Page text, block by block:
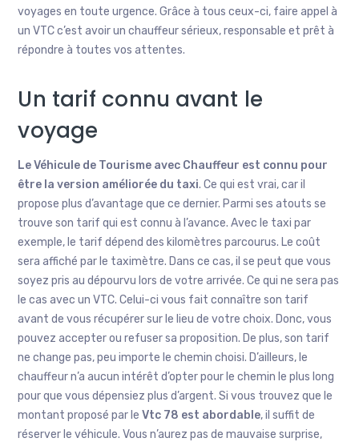
voyages en toute urgence. Grâce à tous ceux-ci, faire appel à
un VTC c’est avoir un chauffeur sérieux, responsable et prêt à
répondre à toutes vos attentes.
Un tarif connu avant le
voyage
Le Véhicule de Tourisme avec Chauffeur est connu pour
être la version améliorée du taxi. Ce qui est vrai, car il
propose plus d’avantage que ce dernier. Parmi ses atouts se
trouve son tarif qui est connu à l’avance. Avec le taxi par
exemple, le tarif dépend des kilomètres parcourus. Le coût
sera affiché par le taximètre. Dans ce cas, il se peut que vous
soyez pris au dépourvu lors de votre arrivée. Ce qui ne sera pas
le cas avec un VTC. Celui-ci vous fait connaître son tarif
avant de vous récupérer sur le lieu de votre choix. Donc, vous
pouvez accepter ou refuser sa proposition. De plus, son tarif
ne change pas, peu importe le chemin choisi. D’ailleurs, le
chauffeur n’a aucun intérêt d’opter pour le chemin le plus long
pour que vous dépensiez plus d’argent. Si vous trouvez que le
montant proposé par leVtc 78 est abordable, il suffit de
réserver le véhicule. Vous n’aurez pas de mauvaise surprise,